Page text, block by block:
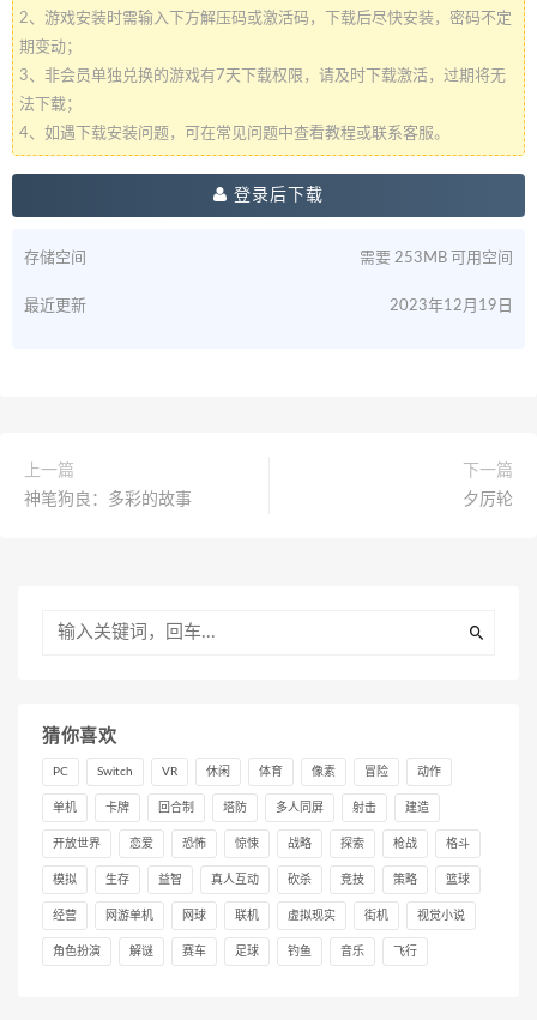
2、游戏安装时需输入下方解压码或激活码，下载后尽快安装，密码不定
期变动；
3、非会员单独兑换的游戏有7天下载权限，请及时下载激活，过期将无
法下载；
4、如遇下载安装问题，可在常见问题中查看教程或联系客服。
登录后下载
存储空间 需要 253MB 可用空间
最近更新 2023年12月19日
上一篇
神笔狗良：多彩的故事
下一篇
夕厉轮
猜你喜欢
PC Switch VR 休闲 体育 像素 冒险 动作
单机 卡牌 回合制 塔防 多人同屏 射击 建造
开放世界 恋爱 恐怖 惊悚 战略 探索 枪战 格斗
模拟 生存 益智 真人互动 砍杀 竞技 策略 篮球
经营 网游单机 网球 联机 虚拟现实 街机 视觉小说
角色扮演 解谜 赛车 足球 钓鱼 音乐 飞行